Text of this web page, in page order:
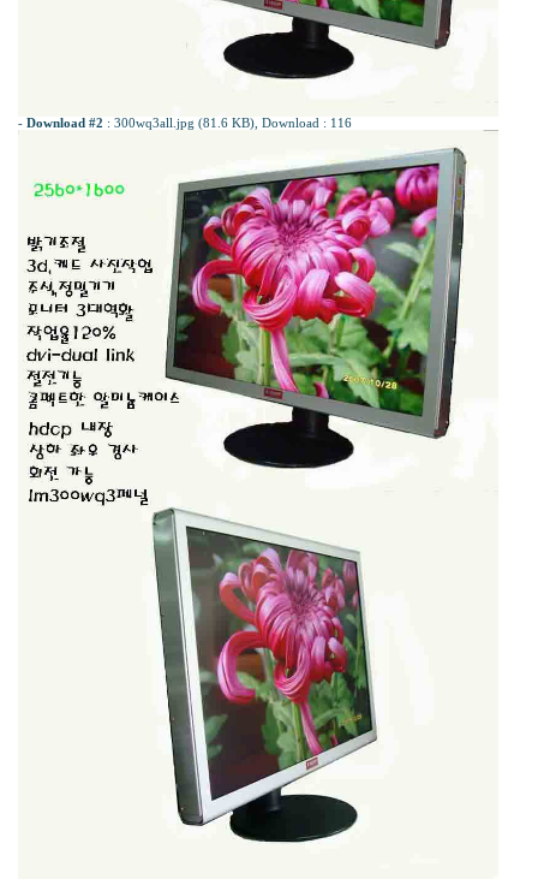
- Download #2 : 300wq3all.jpg (81.6 KB) , Download : 116